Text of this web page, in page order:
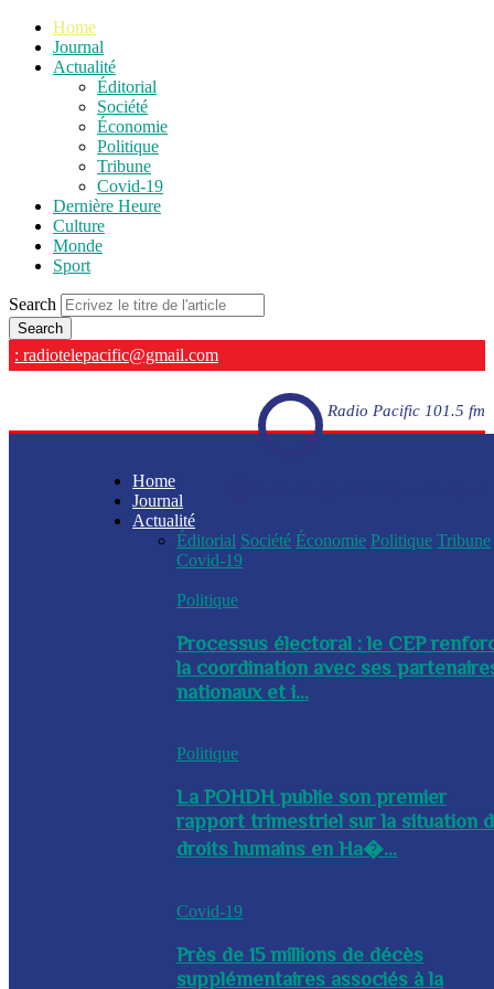
Home
Journal
Actualité
Éditorial
Société
Économie
Politique
Tribune
Covid-19
Dernière Heure
Culture
Monde
Sport
Search
: radiotelepacific@gmail.com
Radio Pacific 101.5 fm
Home
Journal
Actualité
Éditorial Société Économie Politique Tribune
Covid-19
Politique
Processus électoral : le CEP
la coordination avec ses
nationaux et i...
Politique
La POHDH publie son premier
rapport trimestriel sur la situation
droits humains en Ha�...
Covid-19
Près de 15 millions de décès
supplémentaires associés à la